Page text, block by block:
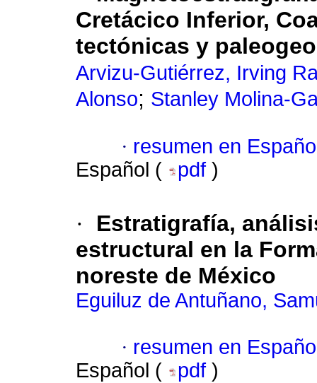
Cretácico Inferior,
tectónicas y
Arvizu-Gutiérrez, Irving
Alonso; Stanley Molina-
· resumen en
Español (
pdf )
·
Estratigrafía,
estructural en la
noreste de México
Eguiluz de Antuñano,
· resumen en
Español (
pdf )